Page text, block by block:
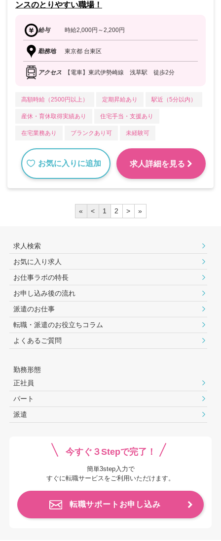
ンスのとりやすい職場！
給与 時給2,000円～2,200円
勤務地 東京都 台東区
アクセス 【電車】東武伊勢崎線 浅草駅 徒歩2分
高額時給（2500円以上） 定期昇給あり 駅近（5分以内）
産休・育休取得実績あり 住宅手当・支援あり
在宅業務あり ブランクあり可 未経験可
お気に入りに追加 求人詳細を見る
« < 1 2 > »
求人検索
お気に入り求人
お仕事ラボの特長
お申し込み後の流れ
派遣のお仕事
転職・派遣のお役⽴ちコラム
よくあるご質問
勤務形態
正社員
パート
派遣
今すぐ３Stepで完了！
簡単3step入力で
すぐに転職サービスをご利用いただけます。
転職サポートお申し込み